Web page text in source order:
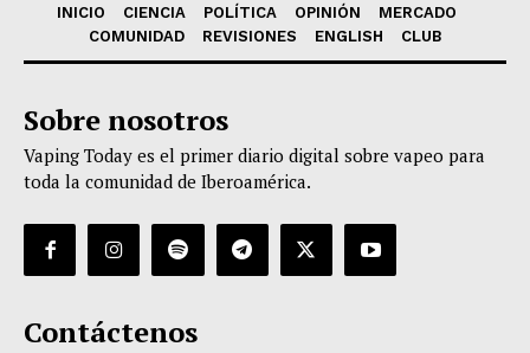
INICIO CIENCIA POLÍTICA OPINIÓN
MERCADO
COMUNIDAD
REVISIONES ENGLISH CLUB
Sobre nosotros
Vaping Today es el primer diario digital sobre vapeo para
toda la comunidad de Iberoamérica.
Contáctenos